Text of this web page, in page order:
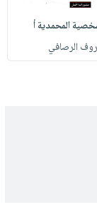
المحمدية أ
الرصافي